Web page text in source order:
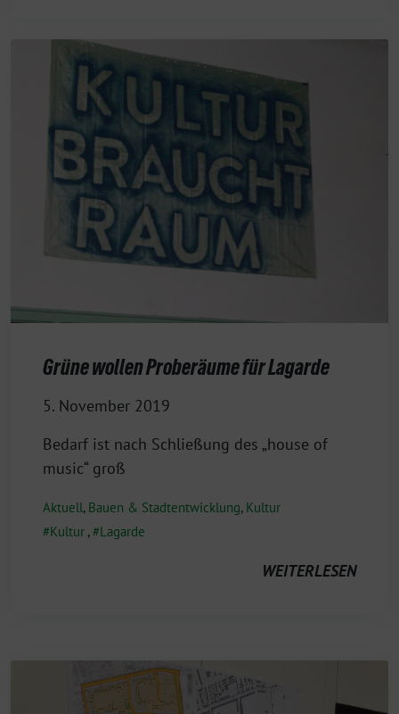
Grüne wollen Proberäume für Lagarde
5. November 2019
Bedarf ist nach Schließung des „house of
music“ groß
Aktuell, Bauen & Stadtentwicklung, Kultur
Kultur , Lagarde
WEITERLESEN